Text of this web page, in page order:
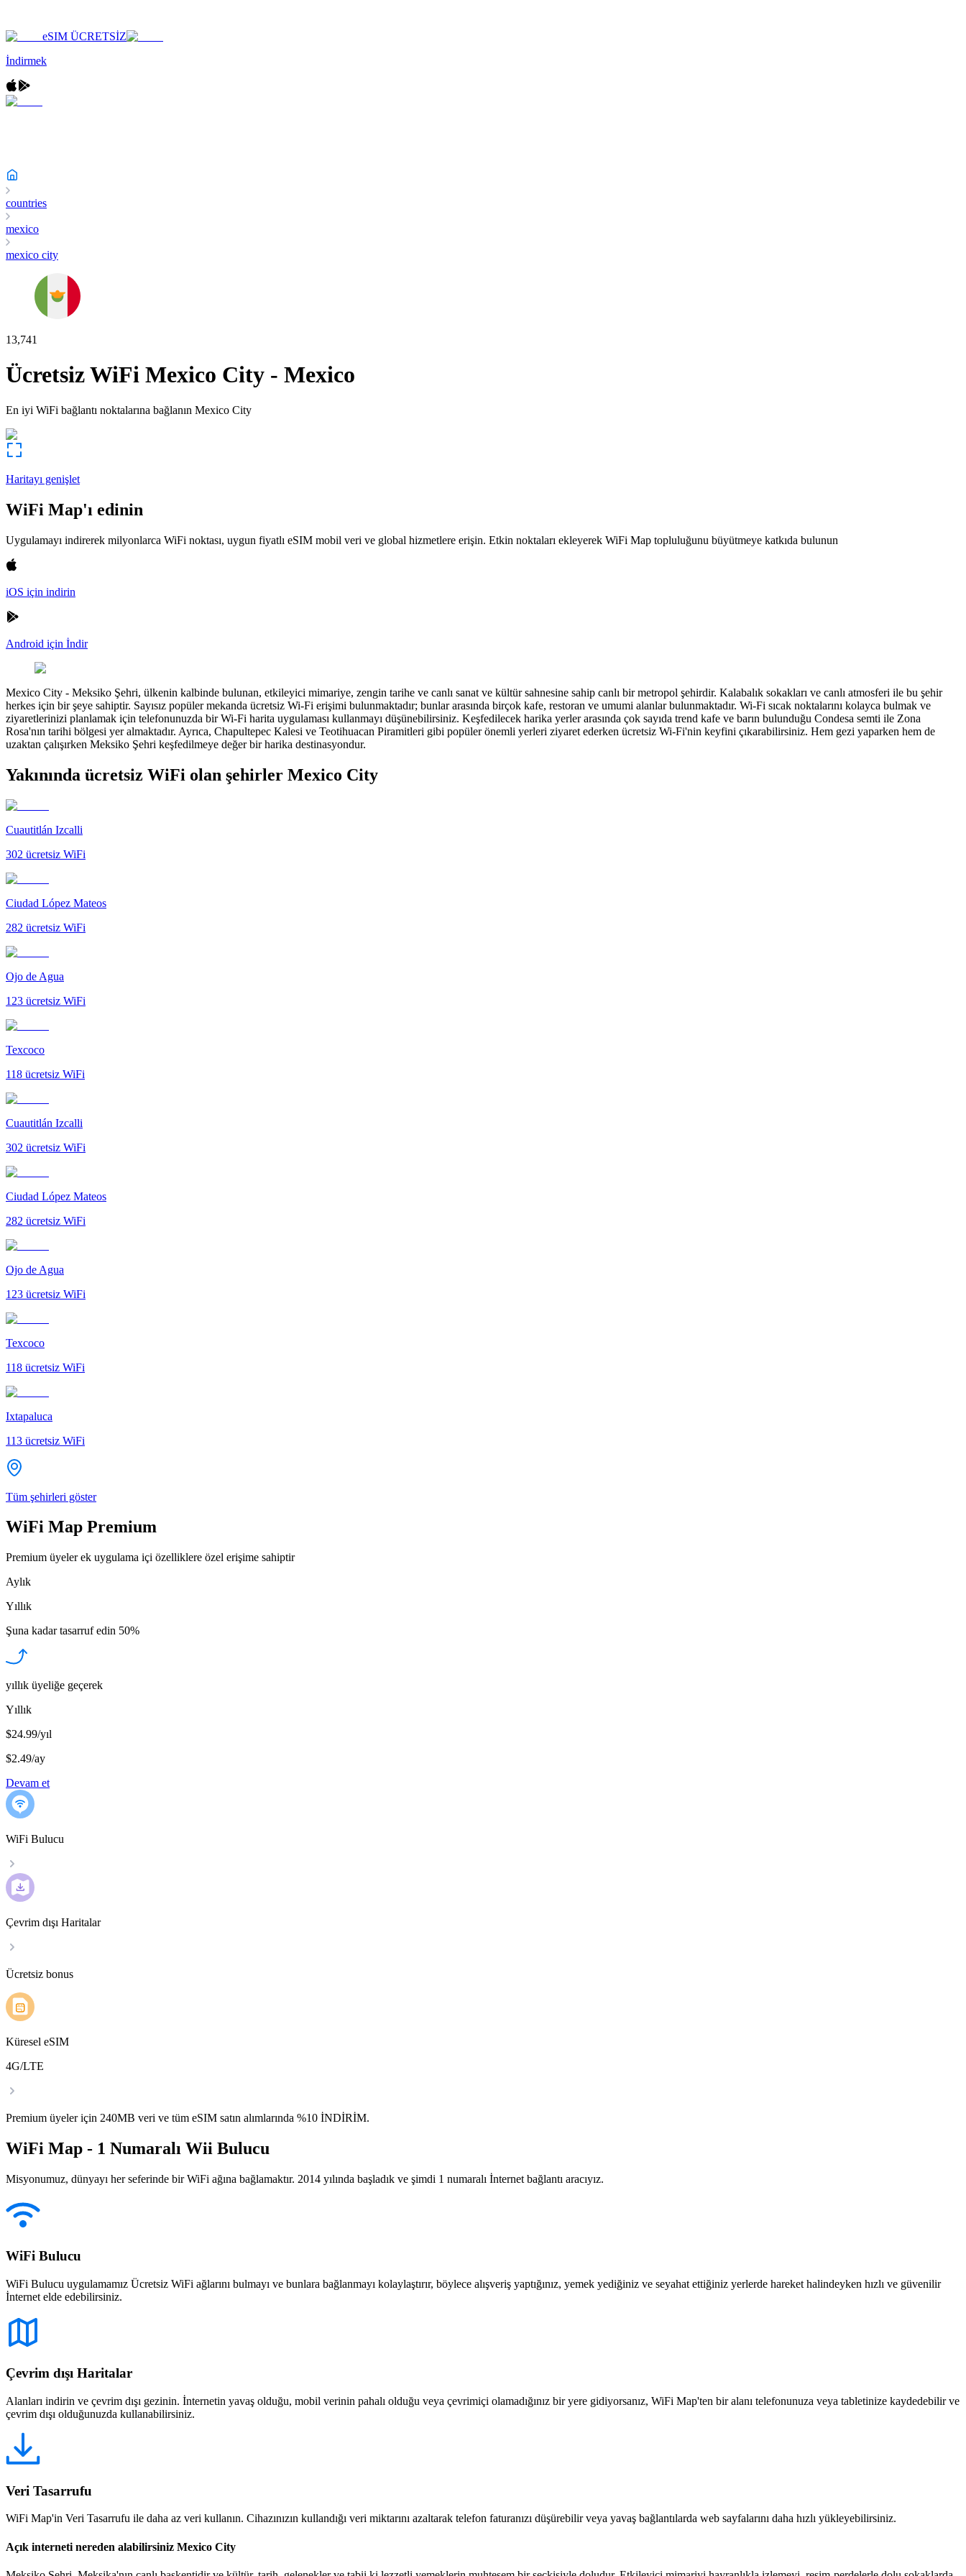
eSIM ÜCRETSİZ
İndirmek
countries
mexico
mexico city
13,741
Ücretsiz WiFi Mexico City - Mexico
En iyi WiFi bağlantı noktalarına bağlanın Mexico City
Haritayı genişlet
WiFi Map'ı edinin
Uygulamayı indirerek milyonlarca WiFi noktası, uygun fiyatlı eSIM mobil veri ve global hizmetlere erişin. Etkin noktaları ekleyerek WiFi Map topluluğunu büyütmeye katkıda bulunun
iOS için indirin
Android için İndir
Mexico City - Meksiko Şehri, ülkenin kalbinde bulunan, etkileyici mimariye, zengin tarihe ve canlı sanat ve kültür sahnesine sahip canlı bir metropol şehirdir. Kalabalık sokakları ve canlı atmosferi ile bu şehir
herkes için bir şeye sahiptir. Sayısız popüler mekanda ücretsiz Wi-Fi erişimi bulunmaktadır; bunlar arasında birçok kafe, restoran ve umumi alanlar bulunmaktadır. Wi-Fi sıcak noktalarını kolayca bulmak ve
ziyaretlerinizi planlamak için telefonunuzda bir Wi-Fi harita uygulaması kullanmayı düşünebilirsiniz. Keşfedilecek harika yerler arasında çok sayıda trend kafe ve barın bulunduğu Condesa semti ile Zona
Rosa'nın tarihi bölgesi yer almaktadır. Ayrıca, Chapultepec Kalesi ve Teotihuacan Piramitleri gibi popüler önemli yerleri ziyaret ederken ücretsiz Wi-Fi'nin keyfini çıkarabilirsiniz. Hem gezi yaparken hem de
uzaktan çalışırken Meksiko Şehri keşfedilmeye değer bir harika destinasyondur.
Yakınında ücretsiz WiFi olan şehirler Mexico City
Cuautitlán Izcalli
302 ücretsiz WiFi
Ciudad López Mateos
282 ücretsiz WiFi
Ojo de Agua
123 ücretsiz WiFi
Texcoco
118 ücretsiz WiFi
Cuautitlán Izcalli
302 ücretsiz WiFi
Ciudad López Mateos
282 ücretsiz WiFi
Ojo de Agua
123 ücretsiz WiFi
Texcoco
118 ücretsiz WiFi
Ixtapaluca
113 ücretsiz WiFi
Tüm şehirleri göster
WiFi Map Premium
Premium üyeler ek uygulama içi özelliklere özel erişime sahiptir
Aylık
Yıllık
Şuna kadar tasarruf edin 50%
yıllık üyeliğe geçerek
Yıllık
$24.99/yıl
$2.49/ay
Devam et
WiFi Bulucu
Çevrim dışı Haritalar
Ücretsiz bonus
Küresel eSIM
4G/LTE
Premium üyeler için 240MB veri ve tüm eSIM satın alımlarında %10 İNDİRİM.
WiFi Map - 1 Numaralı Wii Bulucu
Misyonumuz, dünyayı her seferinde bir WiFi ağına bağlamaktır. 2014 yılında başladık ve şimdi 1 numaralı İnternet bağlantı aracıyız.
WiFi Bulucu
WiFi Bulucu uygulamamız Ücretsiz WiFi ağlarını bulmayı ve bunlara bağlanmayı kolaylaştırır, böylece alışveriş yaptığınız, yemek yediğiniz ve seyahat ettiğiniz yerlerde hareket halindeyken hızlı ve güvenilir
İnternet elde edebilirsiniz.
Çevrim dışı Haritalar
Alanları indirin ve çevrim dışı gezinin. İnternetin yavaş olduğu, mobil verinin pahalı olduğu veya çevrimiçi olamadığınız bir yere gidiyorsanız, WiFi Map'ten bir alanı telefonunuza veya tabletinize kaydedebilir ve
çevrim dışı olduğunuzda kullanabilirsiniz.
Veri Tasarrufu
WiFi Map'in Veri Tasarrufu ile daha az veri kullanın. Cihazınızın kullandığı veri miktarını azaltarak telefon faturanızı düşürebilir veya yavaş bağlantılarda web sayfalarını daha hızlı yükleyebilirsiniz.
Açık interneti nereden alabilirsiniz Mexico City